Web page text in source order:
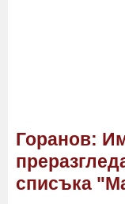
Горанов:
списъка